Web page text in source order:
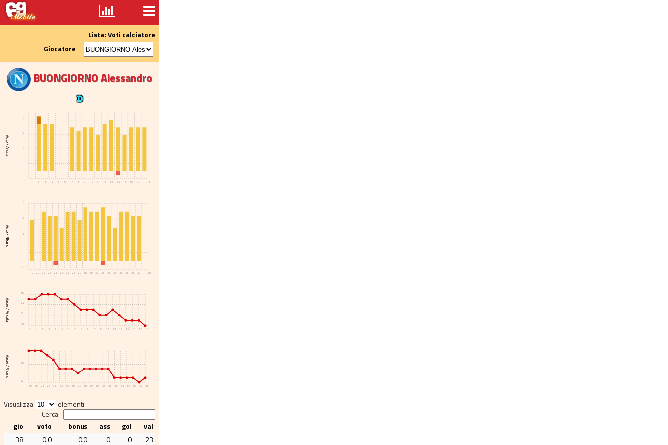
Lista: Voti calciatore
Giocatore
BUONGIORNO Alessandro
Voto / Andata
1 2 3 4 5 6 7 8 9 10 11 12 13 14 15 16 17 18
-1
1
3
5
7
Voto / Ritorno
19 20 21 22 23 24 25 26 27 28 29 30 31 32 33 34 35 36 37 38
-1
1
3
5
7
Valore / Andata
0 1 2 3 4 5 6 7 8 9 10 11 12 13 14 15 16 17 18
30
32
34
36
Valore / Ritorno
19 20 21 22 23 24 25 26 27 28 29 30 31 32 33 34 35 36 37 38
22
26
Visualizza
elementi
Cerca:
gio
voto bonus ass gol
val
38
0.0 0.0 0 0 23